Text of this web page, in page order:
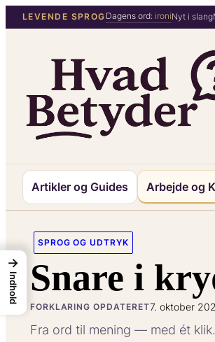
Spring
til
LEVENDE SPROG Dagens ord: ironiNyt i slang
Artikler og Guides Arbejde og
SPROG OG UDTRYK
Snare i
FORKLARING OPDATERET7. oktober
Fra ord til mening — med ét klik.
→
Indhold